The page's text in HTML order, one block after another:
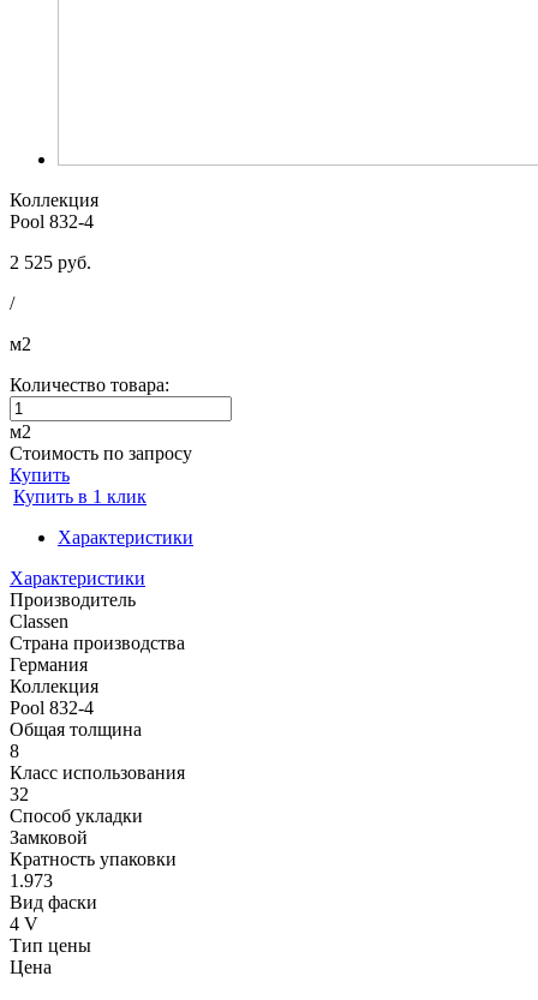
Коллекция
Pool 832-4
2 525 руб.
/
м2
Количество товара:
м2
Стоимость по запросу
Купить
Купить в 1 клик
Характеристики
Характеристики
Производитель
Classen
Страна производства
Германия
Коллекция
Pool 832-4
Общая толщина
8
Класс использования
32
Способ укладки
Замковой
Кратность упаковки
1.973
Вид фаски
4 V
Тип цены
Цена